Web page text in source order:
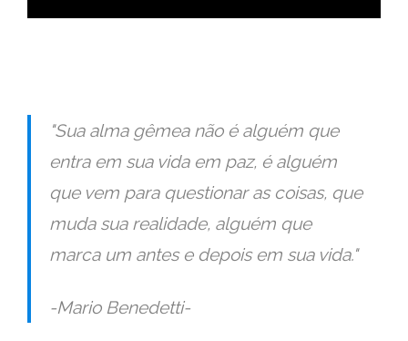
"Sua alma gêmea não é alguém que
entra em sua vida em paz, é alguém
que vem para questionar as coisas, que
muda sua realidade, alguém que
marca um antes e depois em sua vida."
-Mario Benedetti-